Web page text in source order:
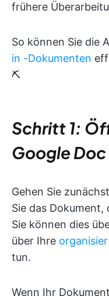
frühere
So können Sie die
in -Dokumenten
⛏️
Schritt 1:
Google Doc
Gehen Sie
Sie das
Sie können dies
über Ihre
tun.
Wenn Ihr